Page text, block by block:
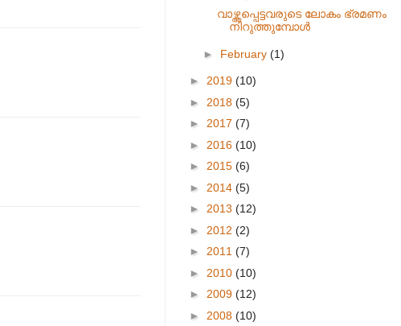
വാഴ്ത്തപ്പെട്ടവരുടെ ലോകം ഭ്രമണം
നിറുത്തുമ്പോൾ
► February (1)
► 2019 (10)
► 2018 (5)
► 2017 (7)
► 2016 (10)
► 2015 (6)
► 2014 (5)
► 2013 (12)
► 2012 (2)
► 2011 (7)
► 2010 (10)
► 2009 (12)
► 2008 (10)